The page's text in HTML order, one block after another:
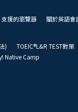
支援的瀏覽器 關於英語會
)
TOEIC®L&R TEST對策
Native Camp